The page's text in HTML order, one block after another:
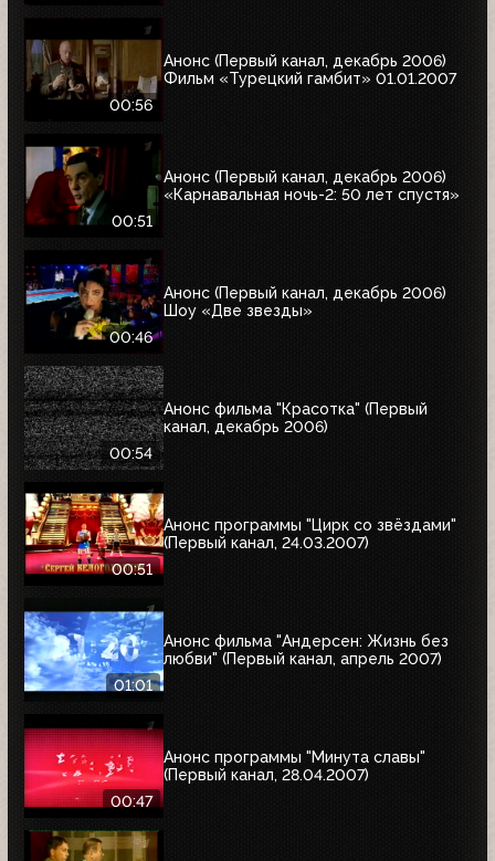
00:56
Анонс (Первый канал, декабрь 2006)
Фильм «Турецкий гамбит» 01.01.2007
00:51
Анонс (Первый канал, декабрь 2006)
«Карнавальная ночь-2: 50 лет спустя»
00:46
Анонс (Первый канал, декабрь 2006)
Шоу «Две звезды»
00:54
Анонс фильма "Красотка" (Первый
канал, декабрь 2006)
00:51
Анонс программы "Цирк со звёздами"
(Первый канал, 24.03.2007)
01:01
Анонс фильма "Андерсен: Жизнь без
любви" (Первый канал, апрель 2007)
00:47
Анонс программы "Минута славы"
(Первый канал, 28.04.2007)